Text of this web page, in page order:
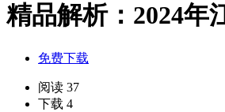
精品解析：2024年
免费下载
阅读 37
下载 4